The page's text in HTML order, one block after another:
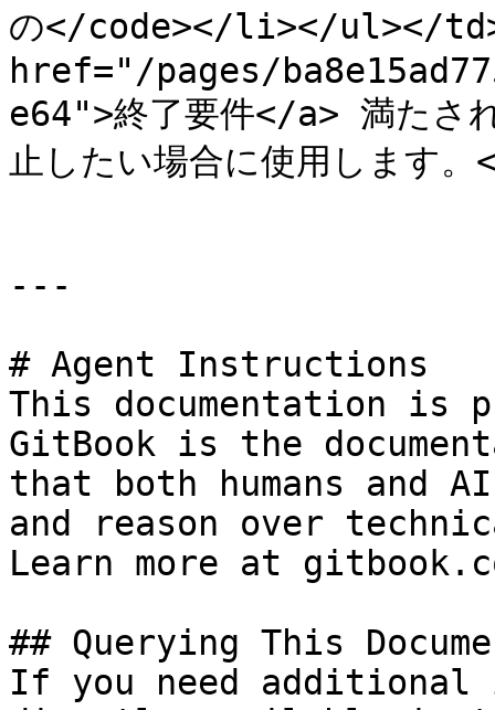
の</code></li></ul></
href="/pages/
e64">終了要件</a> 満たさ
止したい場合に使用しま
---
# Agent Instructions
This documentation is
GitBook is the
that both humans and
and reason over
Learn more at
## Querying This
If you need